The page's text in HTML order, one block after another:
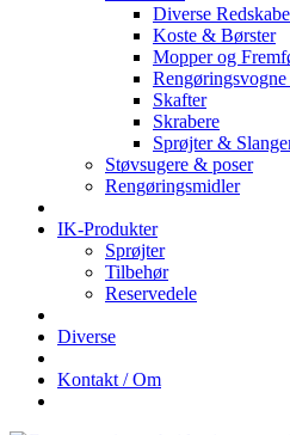
Diverse
Koste & Børster
Mopper og
Skafter
Skrabere
Sprøjter &
Støvsugere & poser
Rengøringsmidler
IK-Produkter
Sprøjter
Tilbehør
Reservedele
Diverse
Kontakt / Om